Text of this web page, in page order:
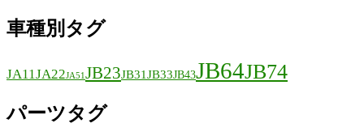
車種別タグ
JA11JA22JA51 JB23JB31JB33JB43JB64JB74
パーツタグ